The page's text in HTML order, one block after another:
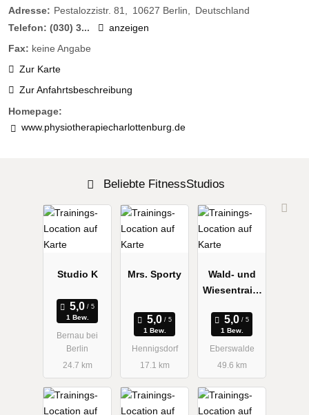
Adresse: Pestalozzistr. 81 10627 Berlin
Deutschland
Telefon: (030) 3...
anzeigen
Fax: keine Angabe
Zur Karte
Zur Anfahrtsbeschreibung
Homepage:
www.physiotherapiecharlottenburg.de
Beliebte FitnessStudios
Studio K
1 Bew.
Bernau bei
Berlin
24.7 km
Mrs. Sporty
1 Bew.
Hennigsdorf
17.1 km
Wald- und
Wiesentraini
1 Bew.
Eberswalde
49.6 km